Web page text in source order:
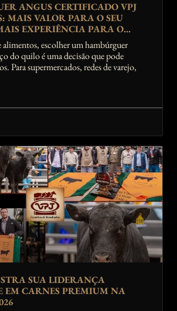
ANGUS CERTIFICADO VPJ
MAIS VALOR PARA O SEU
EXPERIÊNCIA PARA O
escolher um hambúrguer
do quilo é uma decisão que pode
Para supermercados, redes de varejo,
SUA LIDERANÇA
EM CARNES PREMIUM NA